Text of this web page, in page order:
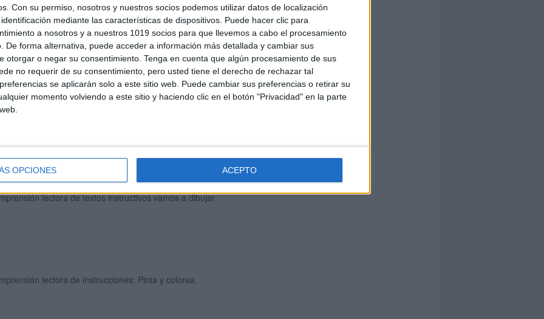
Con su permiso, nosotros y nuestros socios podemos utilizar datos de localización
mediante las características de dispositivos. Puede hacer clic para
a nosotros y a nuestros 1019 socios para que llevemos a cabo el procesamiento
De forma alternativa, puede acceder a información más detallada y cambiar sus
otorgar o negar su consentimiento. Tenga en cuenta que algún procesamiento de sus
no requerir de su consentimiento, pero usted tiene el derecho de rechazar tal
se aplicarán solo a este sitio web. Puede cambiar sus preferencias o retirar su
momento volviendo a este sitio y haciendo clic en el botón "Privacidad" en la parte
OPCIONES ACEPTO
lectora de textos instructivos vamos a dibujar
lectora de instrucciones: Pinta y colorea.